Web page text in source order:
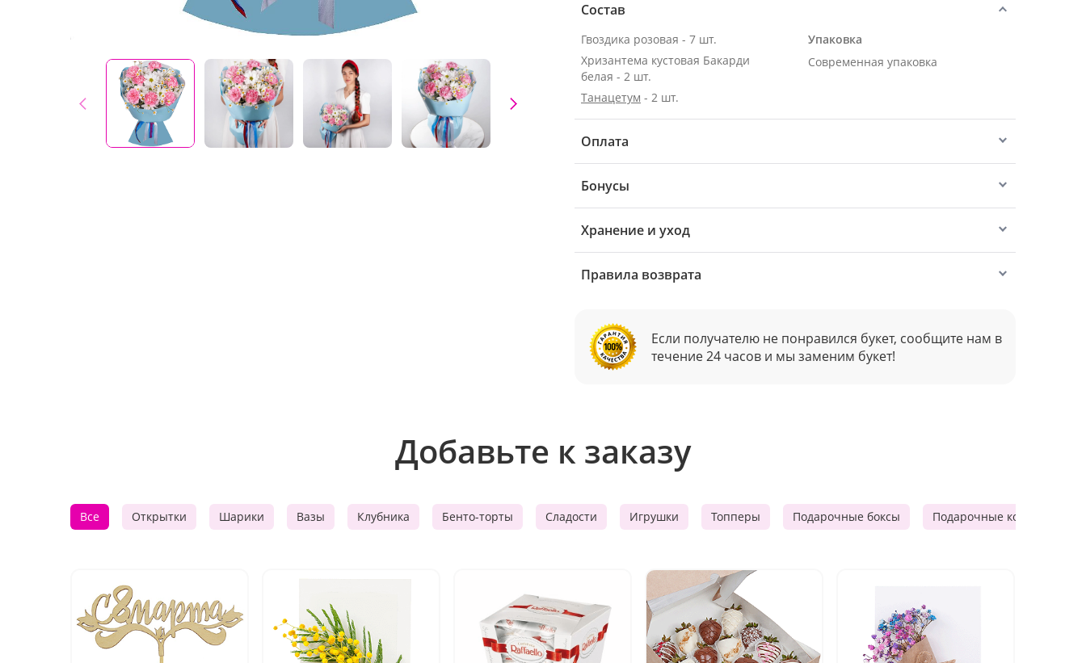
Состав
Гвоздика розовая - 7 шт.
Хризантема кустовая Бакарди
белая - 2 шт.
Танацетум - 2 шт.
Упаковка
Современная упаковка
Оплата
Бонусы
Хранение и уход
Правила возврата
Если получателю не понравился букет, сообщите нам в
течение 24 часов и мы заменим букет!
Добавьте к заказу
Все Открытки Шарики Вазы Клубника Бенто-торты Сладости Игрушки Топперы Подарочные боксы Подарочные корзины